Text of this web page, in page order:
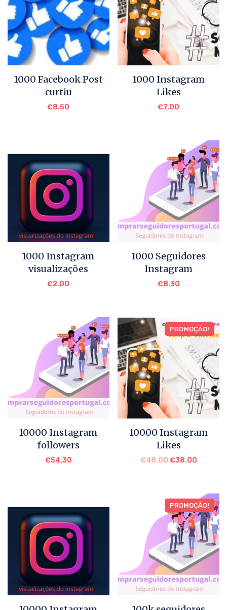
1000 Facebook Post
curtiu
€8.50
1000 Instagram
Likes
€7.00
1000 Instagram
visualizações
€2.00
1000 Seguidores
Instagram
€8.30
10000 Instagram
followers
€54.30
PROMOÇÃO!
10000 Instagram
Likes
€48.00 €38.00
PROMOÇÃO!